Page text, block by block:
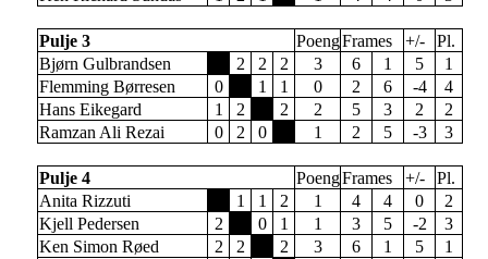
Pulje 3 PoengFrames +/-
Pl.
Bjørn Gulbrandsen
2 2 2 3 6 1 5
1
Flemming Børresen
0 1 1 0 2 6 -4
4
Hans Eikegard
1 2 2 2 5 3 2
2
Ramzan Ali Rezai
0 2 0 1 2 5 -3 3
Pulje 4 PoengFrames +/-
Pl.
Anita Rizzuti
1 1 2 1 4 4 0
2
Kjell Pedersen
2 0 1 1 3 5 -2
3
Ken Simon Røed
2 2 2 3 6 1 5
1